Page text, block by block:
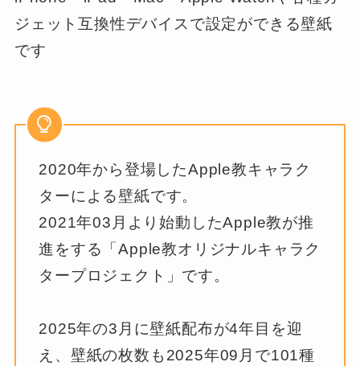
ジェット互換性デバイスで設定ができる壁紙
です
2020年から登場したApple教キャラク
ターによる壁紙です。
2021年03月より始動したApple教が推
進をする「Apple教オリジナルキャラク
タープロジェクト」です。
2025年の3月に壁紙配布が4年目を迎
え、壁紙の枚数も2025年09月で101種